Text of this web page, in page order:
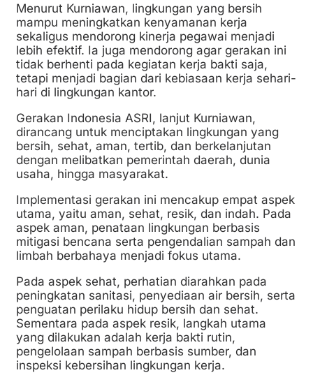
Menurut Kurniawan, lingkungan yang bersih
mampu meningkatkan kenyamanan kerja
sekaligus mendorong kinerja pegawai menjadi
lebih efektif. Ia juga mendorong agar gerakan ini
tidak berhenti pada kegiatan kerja bakti saja,
tetapi menjadi bagian dari kebiasaan kerja sehari-
hari di lingkungan kantor.
Gerakan Indonesia ASRI, lanjut Kurniawan,
dirancang untuk menciptakan lingkungan yang
bersih, sehat, aman, tertib, dan berkelanjutan
dengan melibatkan pemerintah daerah, dunia
usaha, hingga masyarakat.
Implementasi gerakan ini mencakup empat aspek
utama, yaitu aman, sehat, resik, dan indah. Pada
aspek aman, penataan lingkungan berbasis
mitigasi bencana serta pengendalian sampah dan
limbah berbahaya menjadi fokus utama.
Pada aspek sehat, perhatian diarahkan pada
peningkatan sanitasi, penyediaan air bersih, serta
penguatan perilaku hidup bersih dan sehat.
Sementara pada aspek resik, langkah utama
yang dilakukan adalah kerja bakti rutin,
pengelolaan sampah berbasis sumber, dan
inspeksi kebersihan lingkungan kerja.